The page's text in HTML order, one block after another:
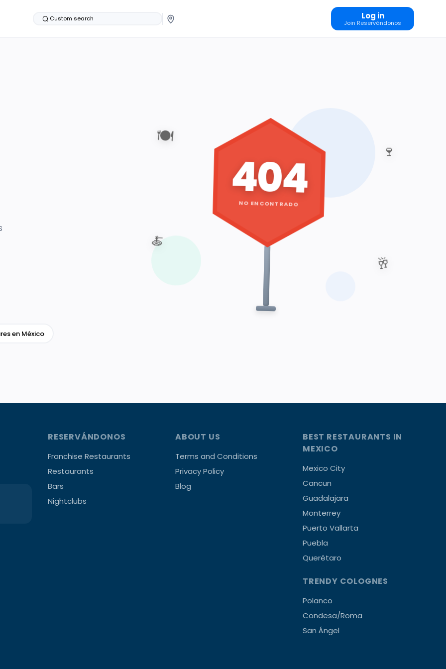
Custom search Log in
Join Reservándonos
en México
🍽️
🍷
🥂
🍝
404
NO ENCONTRADO
RESERVÁNDONOS
Franchise Restaurants
Restaurants
Bars
Nightclubs
ABOUT US
Terms and Conditions
Privacy Policy
Blog
BEST RESTAURANTS IN
MEXICO
Mexico City
Cancun
Guadalajara
Monterrey
Puerto Vallarta
Puebla
Querétaro
TRENDY COLOGNES
Polanco
Condesa/Roma
San Ángel